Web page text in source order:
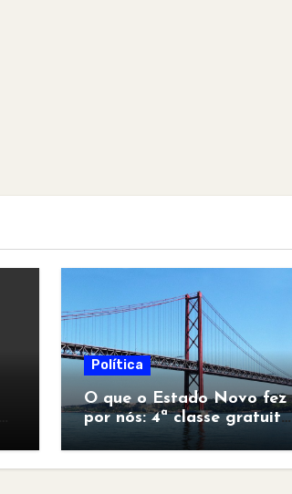
Política
O que o Estado Novo fez
por nós: 4ª classe gratuita
para todos